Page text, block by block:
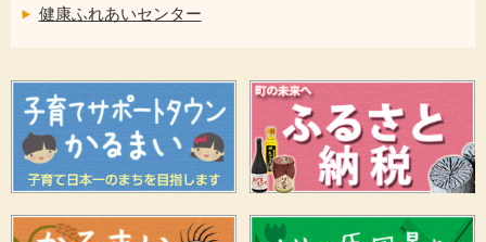
健康ふれあいセンター